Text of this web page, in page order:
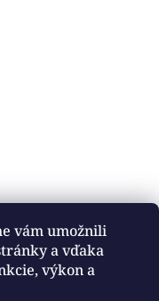
vám umožnili
a vďaka
výkon a